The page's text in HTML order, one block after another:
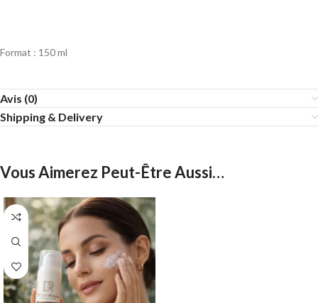
Format : 150 ml
Avis (0)
Shipping & Delivery
Vous Aimerez Peut-Être Aussi…